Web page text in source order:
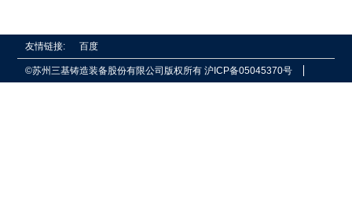
友情链接: 百度
©苏州三基铸造装备股份有限公司版权所有沪ICP备05045370号